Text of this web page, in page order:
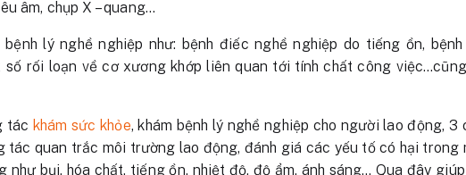
âm, chụp X – quang…
lý nghề nghiệp như: bệnh điếc nghề nghiệp do tiếng ồn,
số rối loạn về cơ xương khớp liên quan tới tính chất công
tác khám sức khỏe, khám bệnh lý nghề nghiệp cho người lao động,
tác quan trắc môi trường lao động, đánh giá các yếu tố có hại trong
như bụi, hóa chất, tiếng ồn, nhiệt độ, độ ẩm, ánh sáng… Qua đây